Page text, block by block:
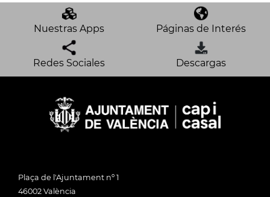
Nuestras Apps Páginas de Interés
Redes Sociales Descargas
Plaça de l'Ajuntament nº 1
46002 València